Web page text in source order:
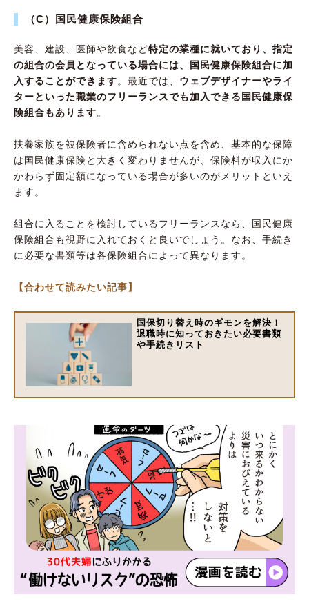
（C）国民健康保険組合
美容、建設、医師や飲食など特定の業種に就いており、指定
の組合の会員となっている場合には、国民健康保険組合に加
入することができます。最近では、 ウェブデザイナーやライ
ターといった職業のフリーランスでも加入できる国民健康保
険組合もあります。
扶養家族を被保険者に含められない点を含め、基本的な保障
は国民健康保険と大きく変わりませんが、保険料が収入にか
かわらず固定額になっている場合が多いのがメリットといえ
ます。
組合に入ることを検討しているフリーランスなら、国民健康
保険組合も視野に入れておくと良いでしょう。なお、手続き
に必要な書類等は各保険組合によって異なります。
【合わせて読みたい記事】
国保切り替え時のギモンを解決！
退職時に知っておきたい必要書類
や手続きリスト